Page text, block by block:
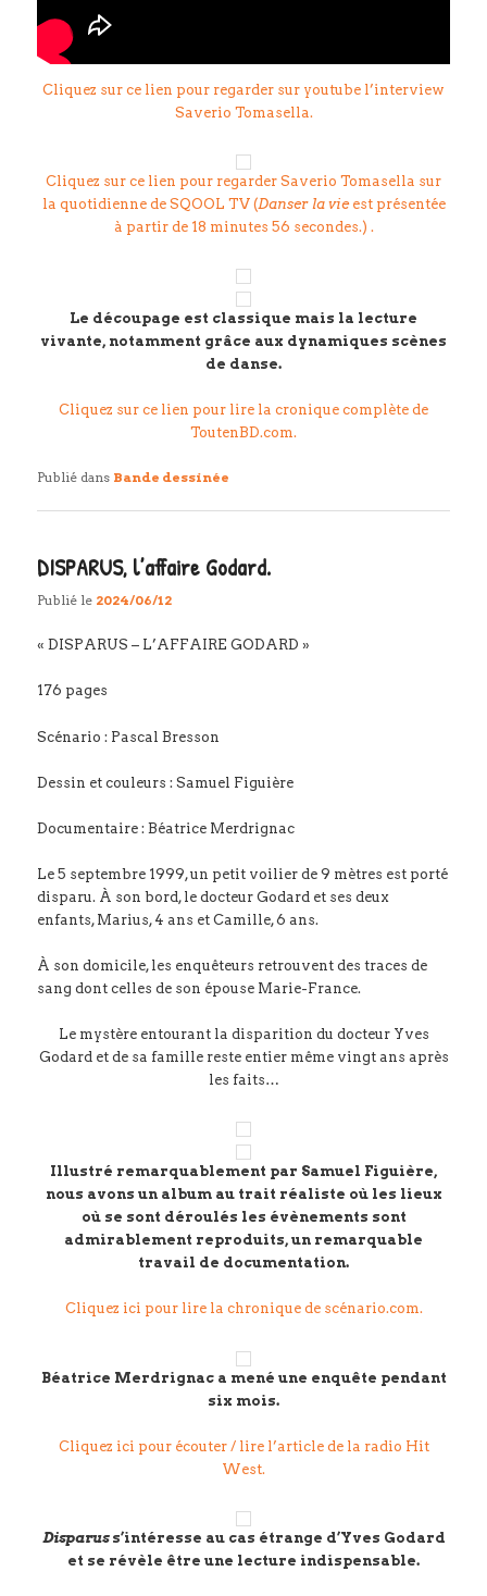
Cliquez sur ce lien pour regarder sur youtube l’interview
Saverio Tomasella.
Cliquez sur ce lien pour regarder Saverio Tomasella sur
la quotidienne de SQOOL TV (Danser la vieest présentée
à partir de 18 minutes 56 secondes.) .
Le découpage est classique mais la lecture
vivante, notamment grâce aux dynamiques scènes
de danse.
Cliquez sur ce lien pour lire la cronique complète de
ToutenBD.com.
Publié dans Bande dessinée
DISPARUS, l’affaire Godard.
Publié le 2024/06/12
« DISPARUS – L’AFFAIRE GODARD »
176 pages
Scénario : Pascal Bresson
Dessin et couleurs : Samuel Figuière
Documentaire : Béatrice Merdrignac
Le 5 septembre 1999, un petit voilier de 9 mètres est porté
disparu. À son bord, le docteur Godard et ses deux
enfants, Marius, 4 ans et Camille, 6 ans.
À son domicile, les enquêteurs retrouvent des traces de
sang dont celles de son épouse Marie-France.
Le mystère entourant la disparition du docteur Yves
Godard et de sa famille reste entier même vingt ans après
les faits…
Illustré remarquablement par Samuel Figuière,
nous avons un album au trait réaliste où les lieux
où se sont déroulés les évènements sont
admirablement reproduits, un remarquable
travail de documentation.
Cliquez ici pour lire la chronique de scénario.com.
Béatrice Merdrignac a mené une enquête pendant
six mois.
Cliquez ici pour écouter / lire l’article de la radio Hit
West.
Disparuss’intéresse au cas étrange d’Yves Godard
et se révèle être une lecture indispensable.